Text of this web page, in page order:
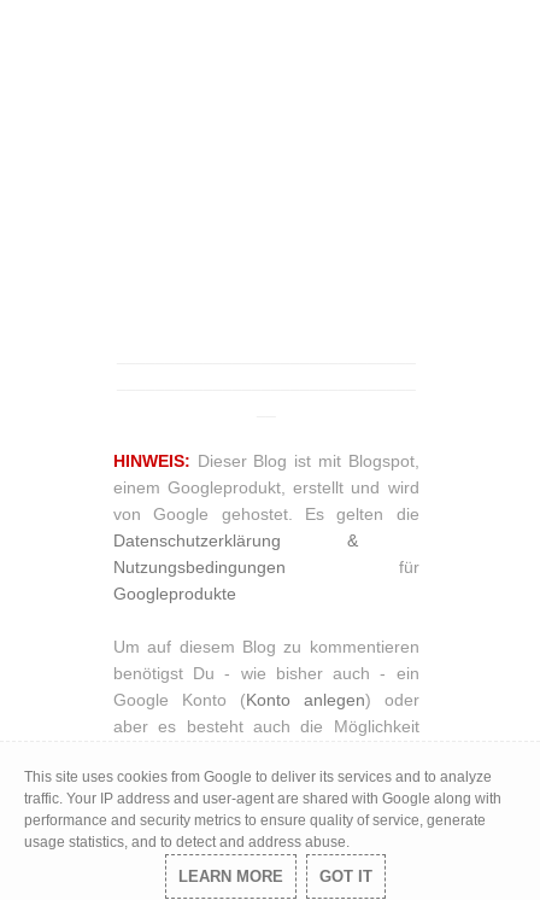
HINWEIS: Dieser Blog ist mit Blogspot,
einem Googleprodukt, erstellt und wird
von Google gehostet. Es gelten die
Datenschutzerklärung &
Nutzungsbedingungen
für
Googleprodukte
Um auf diesem Blog zu kommentieren
benötigst Du - wie bisher auch - ein
Google Konto (Konto anlegen) oder
aber es besteht auch die Möglichkeit
Wenn Du die Kommentare zu diesem
Beitrag durch Setzen des Häkchens
abonnierst, informiert Dich Google
jeweils durch eine Mail an die in
Deinem Googleprofil hinterlegte Mail-
This site uses cookies from Google to deliver its services and to analyze
traffic. Your IP address and user-agent are shared with Google along with
performance and security metrics to ensure quality of service, generate
usage statistics, and to detect and address abuse.
LEARN MORE GOT IT